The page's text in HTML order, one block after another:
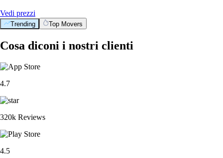
Vedi prezzi
Trending Top Movers
Cosa diconi i nostri clienti
4.7
320k Reviews
4.5